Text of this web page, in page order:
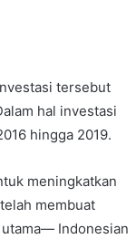
tersebut
hal investasi
hingga 2019.
meningkatkan
membuat
Indonesian